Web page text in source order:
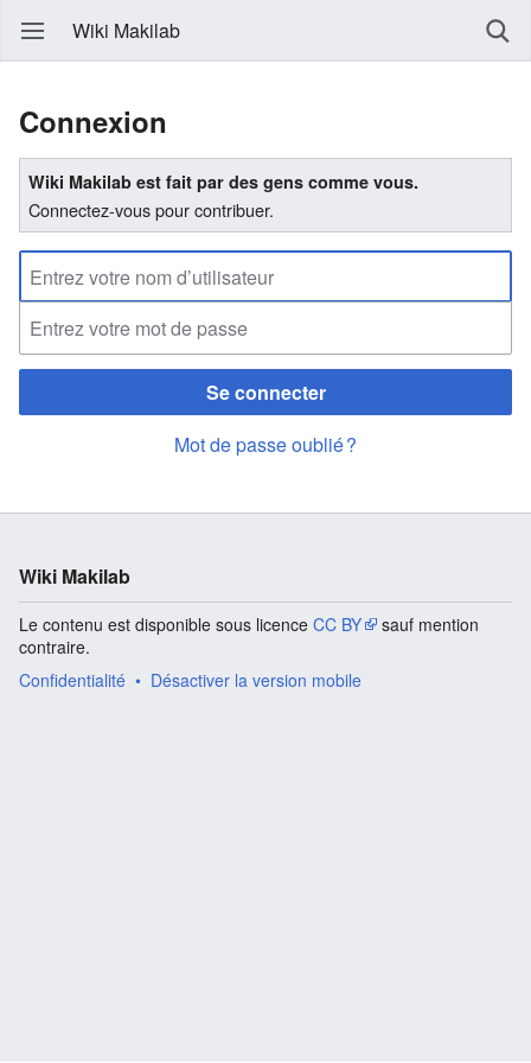
Wiki Makilab
Connexion
Wiki Makilab est fait par des gens comme vous.
Connectez-vous pour contribuer.
Se connecter
Mot de passe oublié ?
Wiki Makilab
Le contenu est disponible sous licence CC BY
sauf mention
contraire.
Confidentialité
Désactiver la version mobile